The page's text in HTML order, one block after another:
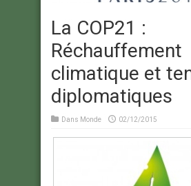
La COP21 :
Réchauffement
climatique et
diplomatiques
Dans Monde 02/12/2015